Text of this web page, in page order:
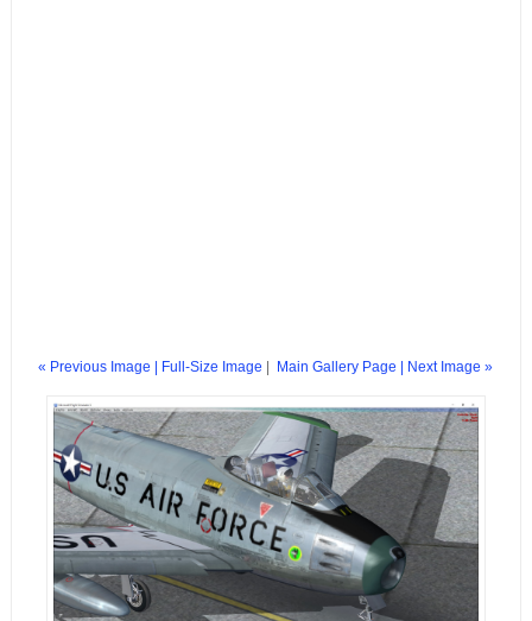
« Previous Image | Full-Size Image Main Gallery Page | Next Image »